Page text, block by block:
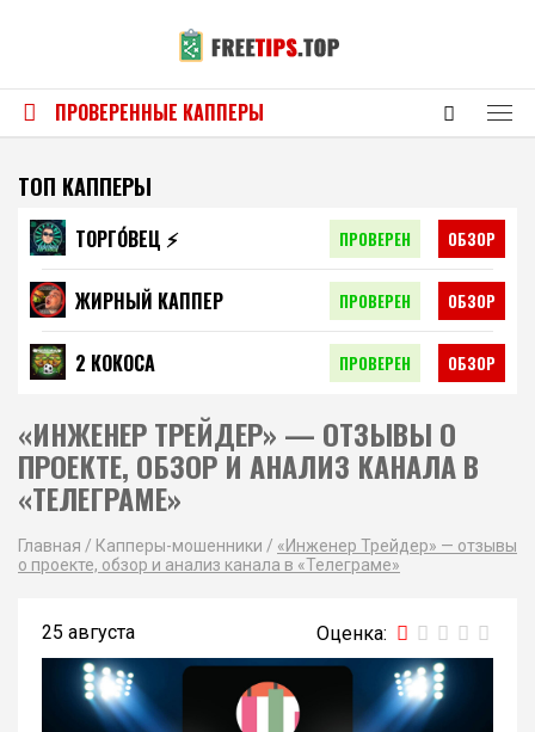
ПРОВЕРЕННЫЕ КАППЕРЫ
ТОП КАППЕРЫ
ТОРГО́ВЕЦ ⚡️ ПРОВЕРЕН ОБЗОР
ЖИРНЫЙ КАППЕР ПРОВЕРЕН ОБЗОР
2 КОКОСА ПРОВЕРЕН ОБЗОР
«ИНЖЕНЕР ТРЕЙДЕР» — ОТЗЫВЫ О
ПРОЕКТЕ, ОБЗОР И АНАЛИЗ КАНАЛА В
«ТЕЛЕГРАМЕ»
Главная / Капперы-мошенники / «Инженер Трейдер» — отзывы
о проекте, обзор и анализ канала в «Телеграме»
25 августа